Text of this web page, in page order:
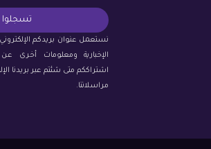
نستعمل عنوان بريدكم
الإخبارية ومعلومات أخرى
اشتراككم متى شئتم عبر بريدنا
مراسلاتنا.